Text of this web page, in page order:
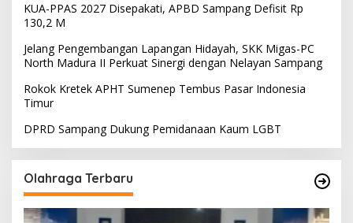
KUA-PPAS 2027 Disepakati, APBD Sampang Defisit Rp
130,2 M
Jelang Pengembangan Lapangan Hidayah, SKK Migas-PC
North Madura II Perkuat Sinergi dengan Nelayan Sampang
Rokok Kretek APHT Sumenep Tembus Pasar Indonesia
Timur
DPRD Sampang Dukung Pemidanaan Kaum LGBT
Olahraga Terbaru